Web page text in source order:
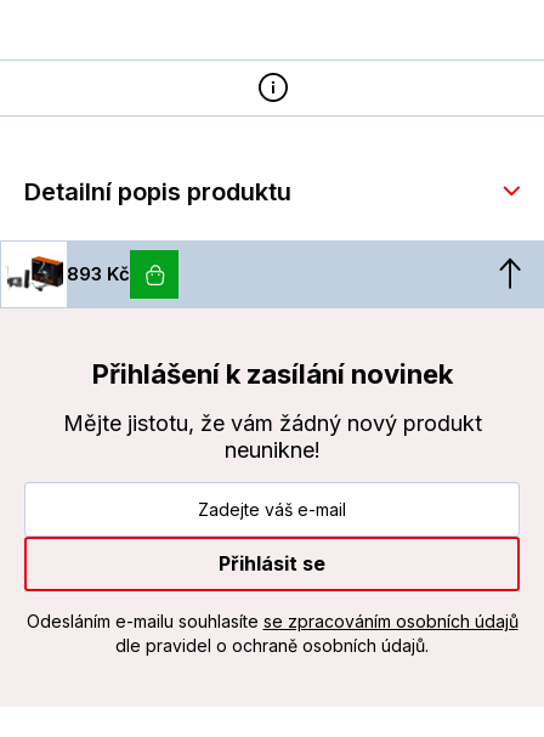
Detailní popis produktu
893 Kč
Přihlášení k zasílání novinek
Mějte jistotu, že vám žádný nový produkt
neunikne!
Přihlásit se
Odesláním e-mailu souhlasíte se zpracováním osobních údajů
dle pravidel o ochraně osobních údajů.